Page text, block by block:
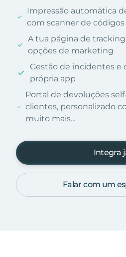
Impressão automática
com scanner de códigos
A tua página de
opções de marketing
Gestão de incidentes e
própria app
Portal de devoluções
clientes, personalizado
muito mais...
Integra
Falar com um